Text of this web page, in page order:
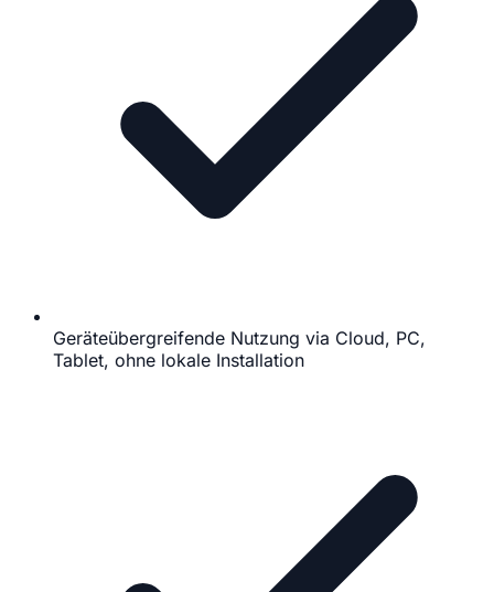
Geräteübergreifende Nutzung via Cloud, PC,
Tablet, ohne lokale Installation